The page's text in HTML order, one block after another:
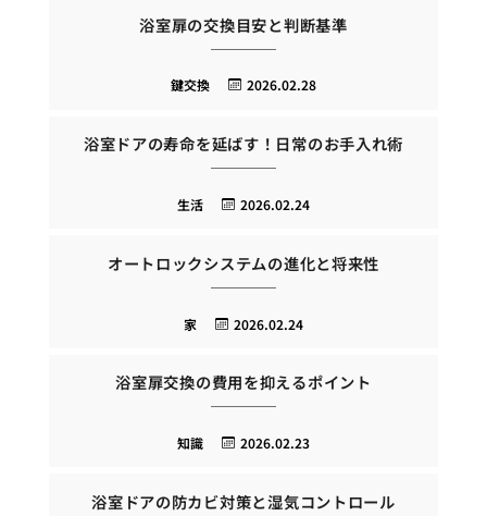
浴室扉の交換目安と判断基準
2026.02.28
鍵交換
浴室ドアの寿命を延ばす！日常のお手入れ術
2026.02.24
生活
オートロックシステムの進化と将来性
2026.02.24
家
浴室扉交換の費用を抑えるポイント
2026.02.23
知識
浴室ドアの防カビ対策と湿気コントロール